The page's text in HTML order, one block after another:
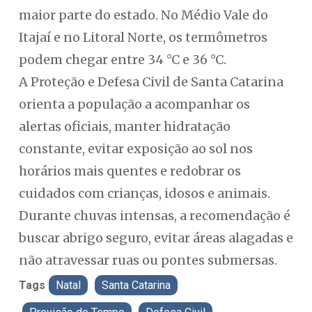
maior parte do estado. No Médio Vale do
Itajaí e no Litoral Norte, os termômetros
podem chegar entre 34 °C e 36 °C.
A Proteção e Defesa Civil de Santa Catarina
orienta a população a acompanhar os
alertas oficiais, manter hidratação
constante, evitar exposição ao sol nos
horários mais quentes e redobrar os
cuidados com crianças, idosos e animais.
Durante chuvas intensas, a recomendação é
buscar abrigo seguro, evitar áreas alagadas e
não atravessar ruas ou pontes submersas.
Tags Natal Santa Catarina